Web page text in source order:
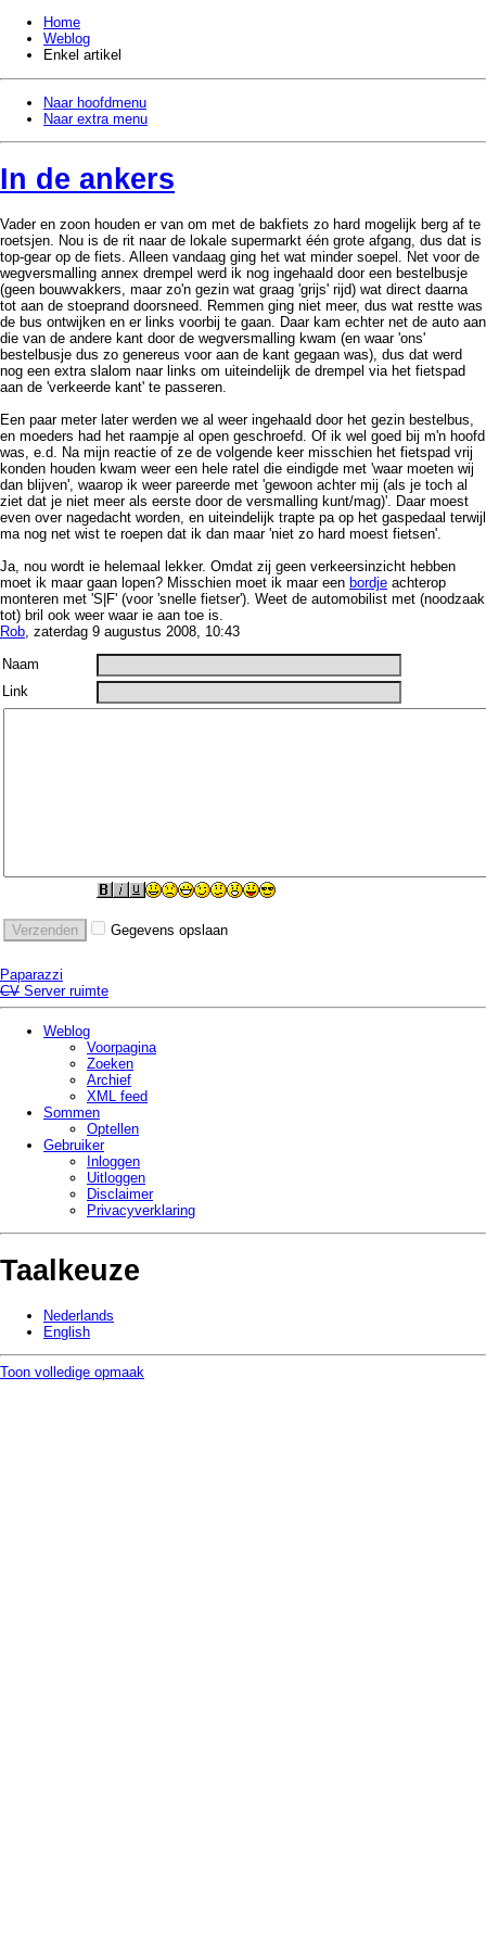
Home
Weblog
Enkel artikel
Naar hoofdmenu
Naar extra menu
In de ankers
Vader en zoon houden er van om met de bakfiets zo hard mogelijk berg af te
roetsjen. Nou is de rit naar de lokale supermarkt één grote afgang, dus dat is
top-gear op de fiets. Alleen vandaag ging het wat minder soepel. Net voor de
wegversmalling annex drempel werd ik nog ingehaald door een bestelbusje
(geen bouwvakkers, maar zo'n gezin wat graag 'grijs' rijd) wat direct daarna
tot aan de stoeprand doorsneed. Remmen ging niet meer, dus wat restte was
de bus ontwijken en er links voorbij te gaan. Daar kam echter net de auto aan
die van de andere kant door de wegversmalling kwam (en waar 'ons'
bestelbusje dus zo genereus voor aan de kant gegaan was), dus dat werd
nog een extra slalom naar links om uiteindelijk de drempel via het fietspad
aan de 'verkeerde kant' te passeren.
Een paar meter later werden we al weer ingehaald door het gezin bestelbus,
en moeders had het raampje al open geschroefd. Of ik wel goed bij m'n hoofd
was, e.d. Na mijn reactie of ze de volgende keer misschien het fietspad vrij
konden houden kwam weer een hele ratel die eindigde met 'waar moeten wij
dan blijven', waarop ik weer pareerde met 'gewoon achter mij (als je toch al
ziet dat je niet meer als eerste door de versmalling kunt/mag)'. Daar moest
even over nagedacht worden, en uiteindelijk trapte pa op het gaspedaal terwijl
ma nog net wist te roepen dat ik dan maar 'niet zo hard moest fietsen'.
Ja, nou wordt ie helemaal lekker. Omdat zij geen verkeersinzicht hebben
moet ik maar gaan lopen? Misschien moet ik maar een bordje achterop
monteren met 'S|F' (voor 'snelle fietser'). Weet de automobilist met (noodzaak
tot) bril ook weer waar ie aan toe is.
Rob, zaterdag 9 augustus 2008, 10:43
Naam
Link
Gegevens opslaan
Paparazzi
CV Server ruimte
Weblog
Voorpagina
Zoeken
Archief
XML feed
Sommen
Optellen
Gebruiker
Inloggen
Uitloggen
Disclaimer
Privacy­verklaring
Taalkeuze
Nederlands
English
Toon volledige opmaak